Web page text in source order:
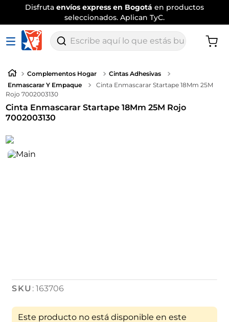
Disfruta envíos express en Bogotá en productos
seleccionados. Aplican TyC.
Escribe aquí lo que estás buscando
Complementos Hogar
Cintas Adhesivas
Enmascarar Y Empaque
Cinta Enmascarar Startape 18Mm 25M
Rojo 7002003130
Cinta Enmascarar Startape 18Mm 25M Rojo
7002003130
:163706
Este producto no está disponible en este